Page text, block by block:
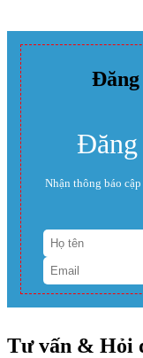
Đăng
Nhận thông báo
Tư vấn & Hỏi